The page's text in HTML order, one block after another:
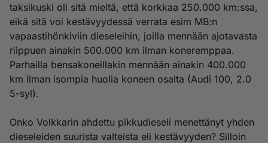
taksikuski oli sitä mieltä, että korkkaa 250.000 km:ssa,
eikä sitä voi kestävyydessä verrata esim MB:n
vapaastihönkiviin dieseleihin, joilla mennään ajotavasta
riippuen ainakin 500.000 km ilman koneremppaa.
Parhailla bensakoneillakin mennään ainakin 400.000
km ilman isompia huolia koneen osalta (Audi 100, 2.0
5-syl).
Onko Volkkarin ahdettu pikkudieseli menettänyt yhden
dieseleiden suurista valteista eli kestävyyden? Silloin